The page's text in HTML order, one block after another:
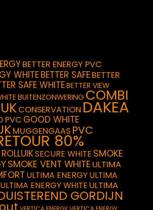
BETTER ENERGY PVC
WHITEBETTER SAFEBETTER
SAFE WHITEBETTER VIEW
BUITENZONWERING COMBI
CONSERVATION DAKEA
PVC GOOD WHITE
MUGGENGAAS PVC
80%
ROLLUIKSECURE WHITE SMOKE
SMOKE VENT WHITE ULTIMA
ULTIMA ENERGYULTIMA
ULTIMA ENERGY WHITE ULTIMA
GORDIJN